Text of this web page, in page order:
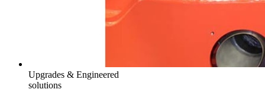
Upgrades & Engineered
solutions